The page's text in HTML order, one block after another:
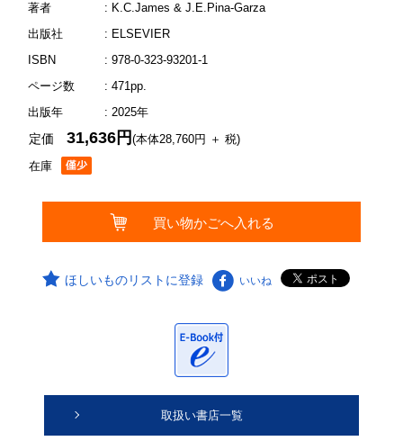
著者
: K.C.James & J.E.Pina-Garza
出版社
: ELSEVIER
ISBN
: 978-0-323-93201-1
ページ数
: 471pp.
出版年
: 2025年
在庫
定価31,636円(本体28,760円 ＋ 税)
ほしいものリストに登録 いいね
取扱い書店一覧